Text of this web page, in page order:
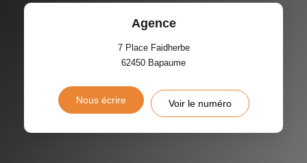
Agence
7 Place Faidherbe
62450 Bapaume
Nous écrire Voir le numéro